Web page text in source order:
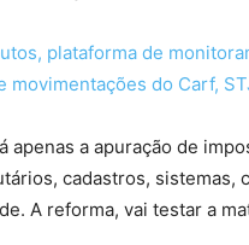
plataforma de
do Carf,
apenas a apuração de
cadastros, sistemas,
A reforma, vai testar a